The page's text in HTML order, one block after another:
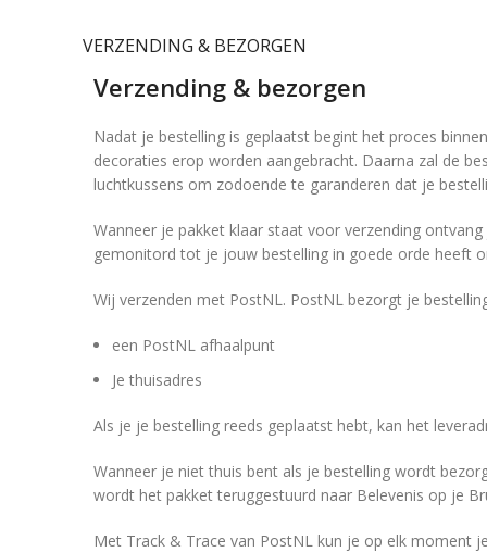
VERZENDING & BEZORGEN
Verzending & bezorgen
Nadat je bestelling is geplaatst begint het proces
decoraties erop worden aangebracht. Daarna zal de
luchtkussens om zodoende te garanderen dat je
Wanneer je pakket klaar staat voor verzending
gemonitord tot je jouw bestelling in goede orde heeft
Wij verzenden met PostNL. PostNL bezorgt je
een PostNL afhaalpunt
Je thuisadres
Als je je bestelling reeds geplaatst hebt, kan het
Wanneer je niet thuis bent als je bestelling wordt
wordt het pakket teruggestuurd naar Belevenis op je
Met Track & Trace van PostNL kun je op elk moment